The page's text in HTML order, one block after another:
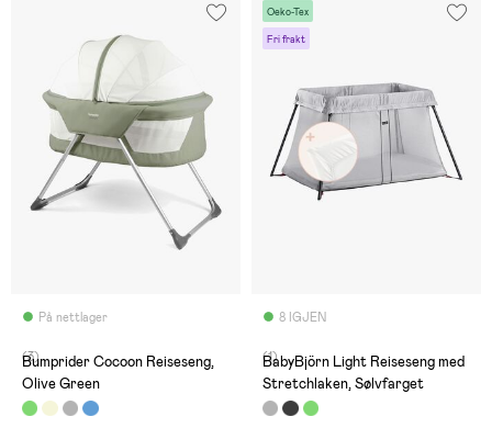
På nettlager
(3)
Bumprider Cocoon Reiseseng,
Olive Green
Oeko-Tex
Fri frakt
8 IGJEN
(1)
BabyBjörn Light Reiseseng med
Stretchlaken, Sølvfarget